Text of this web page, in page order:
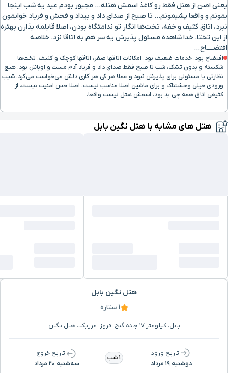
یعنی اصن از هتل فقط رو کاغذ اسمش هتله... مجبور بودم عید یه شب اینجا
بمونم و واقعا پشیمونم... تا صبح از صدای داد و بیداد و فحش و فریاد خوابمون
نبرد، اتاق کثیف و خفه، تخت‌ها انگار تو ندامتگاه بودن، اصلا قابلمه بذارن بهتره
از این تختا. خدا شاهده مسئول پذیرش یه سر هم به اتاقا نزد. خلاصه
افتضــــاح...
افتضاح بود، خدمات ضعیف بود، امکانات اتاقها صفر، اتاقها کوچک و کثیف، تخت‌ها
شکسته و بدون تشک، شب تا صبح فقط صدای داد و فریاد آدم مست و اوباش بود، هیچ
نظارتی یا مسئولی برای پذیرش نبود و عملا هر کی هر کاری دلش می‌خواست می‌کرد، شیب
ورودی خیلی وحشتناک و برای ماشین اصلا مناسب نیست، اصلا حس امنیت نیست، از
کثیفی اتاق همه چی بد بود، اسمش هتل نیست واقعا.
هتل های مشابه با هتل نگین بابل
هتل نگین بابل
1 ستاره
بابل، کیلومتر ۱۷ جاده گنج افروز، مرزیکلا، هتل نگین
تاریخ ورود
دوشنبه ۱۹ مرداد
1 شب
تاریخ خروج
سه‌شنبه ۲۰ مرداد